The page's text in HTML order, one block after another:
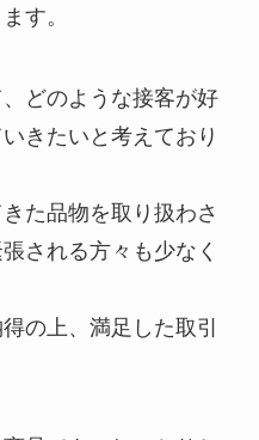
す。
どのような接客が好
きたいと考えており
た品物を取り扱わさ
される方々も少なく
の上、満足した取引